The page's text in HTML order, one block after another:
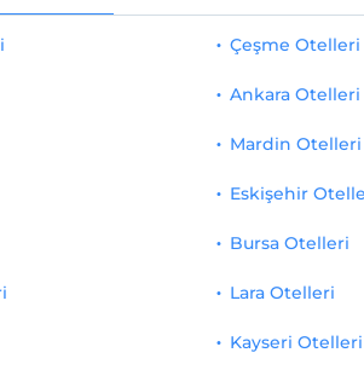
Çeşme Otelleri
Ankara Otelleri
Mardin Otelleri
Eskişehir
Bursa Otelleri
Lara Otelleri
Kayseri Otelleri